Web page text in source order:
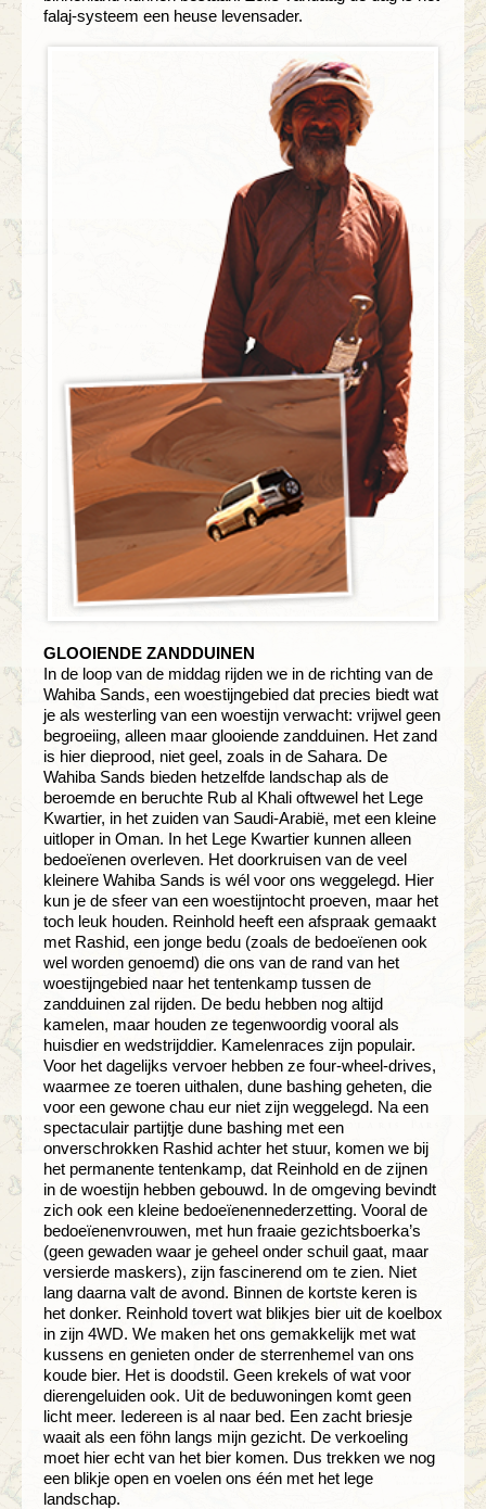
falaj-systeem een heuse levensader.
GLOOIENDE ZANDDUINEN
In de loop van de middag rijden we in de richting van de
Wahiba Sands, een woestijngebied dat precies biedt wat
je als westerling van een woestijn verwacht: vrijwel geen
begroeiing, alleen maar glooiende zandduinen. Het zand
is hier dieprood, niet geel, zoals in de Sahara. De
Wahiba Sands bieden hetzelfde landschap als de
beroemde en beruchte Rub al Khali oftwewel het Lege
Kwartier, in het zuiden van Saudi-Arabië, met een kleine
uitloper in Oman. In het Lege Kwartier kunnen alleen
bedoeïenen overleven. Het doorkruisen van de veel
kleinere Wahiba Sands is wél voor ons weggelegd. Hier
kun je de sfeer van een woestijntocht proeven, maar het
toch leuk houden. Reinhold heeft een afspraak gemaakt
met Rashid, een jonge bedu (zoals de bedoeïenen ook
wel worden genoemd) die ons van de rand van het
woestijngebied naar het tentenkamp tussen de
zandduinen zal rijden. De bedu hebben nog altijd
kamelen, maar houden ze tegenwoordig vooral als
huisdier en wedstrijddier. Kamelenraces zijn populair.
Voor het dagelijks vervoer hebben ze four-wheel-drives,
waarmee ze toeren uithalen, dune bashing geheten, die
voor een gewone chau eur niet zijn weggelegd. Na een
spectaculair partijtje dune bashing met een
onverschrokken Rashid achter het stuur, komen we bij
het permanente tentenkamp, dat Reinhold en de zijnen
in de woestijn hebben gebouwd. In de omgeving bevindt
zich ook een kleine bedoeïenennederzetting. Vooral de
bedoeïenenvrouwen, met hun fraaie gezichtsboerka’s
(geen gewaden waar je geheel onder schuil gaat, maar
versierde maskers), zijn fascinerend om te zien. Niet
lang daarna valt de avond. Binnen de kortste keren is
het donker. Reinhold tovert wat blikjes bier uit de koelbox
in zijn 4WD. We maken het ons gemakkelijk met wat
kussens en genieten onder de sterrenhemel van ons
koude bier. Het is doodstil. Geen krekels of wat voor
dierengeluiden ook. Uit de beduwoningen komt geen
licht meer. Iedereen is al naar bed. Een zacht briesje
waait als een föhn langs mijn gezicht. De verkoeling
moet hier echt van het bier komen. Dus trekken we nog
een blikje open en voelen ons één met het lege
landschap.